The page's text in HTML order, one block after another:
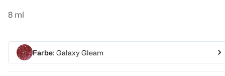
8 ml
Farbe: Galaxy Gleam